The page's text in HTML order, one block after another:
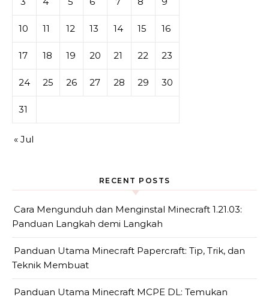
10 11 12 13 14 15 16
17 18 19 20 21 22 23
24 25 26 27 28 29 30
31
« Jul
RECENT POSTS
Cara Mengunduh dan Menginstal Minecraft 1.21.03:
Panduan Langkah demi Langkah
Panduan Utama Minecraft Papercraft: Tip, Trik, dan
Teknik Membuat
Panduan Utama Minecraft MCPE DL: Temukan